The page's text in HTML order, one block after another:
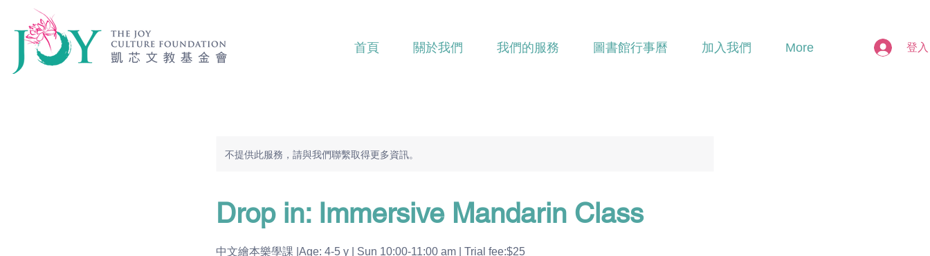
首頁 關於我們 我們的服務 圖書館行事曆 加入我們 More 登入
不提供此服務，請與我們聯繫取得更多資訊。
Drop in: Immersive Mandarin Class
中文繪本樂學課 |Age: 4-5 y | Sun 10:00-11:00 am | Trial fee:$25